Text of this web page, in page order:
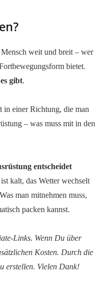
weit und breit – wer
bietet.
gibt.
in einer Richtung, die man
– was muss mit in den
entscheidet
kalt, das Wetter wechselt
man mitnehmen muss,
packen kannst.
Links. Wenn Du über
Kosten. Durch die
erstellen. Vielen Dank!